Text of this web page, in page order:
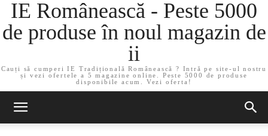
IE Românească - Peste 5000
de produse în noul magazin de
ii
Cauți să cumperi IE Tradițională Românească ? Intră pe site-ul nostru
și vezi ofertele a 5 magazine online. Peste 5000 de produse
disponibile acum. Vezi oferta!